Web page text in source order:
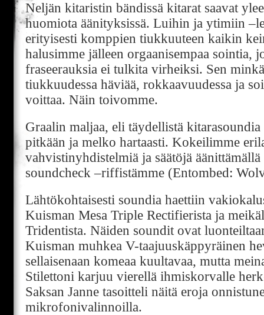
Neljän kitaristin bändissä kitarat saavat
huomiota äänityksissä. Luihin ja ytimiin
erityisesti komppien tiukkuuteen kaikin
halusimme jälleen orgaanisempaa sointia,
fraseerauksia ei tulkita virheiksi. Sen
tiukkuudessa häviää, rokkaavuudessa ja
voittaa. Näin toivomme.
Graalin maljaa, eli täydellistä
pitkään ja melko hartaasti. Kokeilimme
vahvistinyhdistelmiä ja säätöjä
soundcheck –riffistämme (Entombed:
Lähtökohtaisesti soundia haettiin
Kuisman Mesa Triple Rectifierista ja
Tridentista. Näiden soundit ovat
Kuisman muhkea V-taajuuskäppyräinen
sellaisenaan komeaa kuultavaa, mutta
Stilettoni karjuu vierellä ihmiskorvalle
Saksan Janne tasoitteli näitä eroja
mikrofonivalinnoilla.